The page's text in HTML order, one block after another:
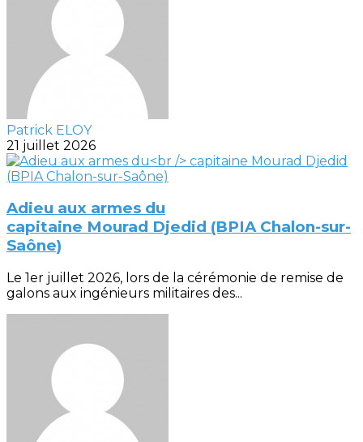
Patrick ELOY
21 juillet 2026
Adieu aux armes du
capitaine Mourad Djedid (BPIA Chalon-sur-
Saône)
Le 1er juillet 2026, lors de la cérémonie de remise de
galons aux ingénieurs militaires des...